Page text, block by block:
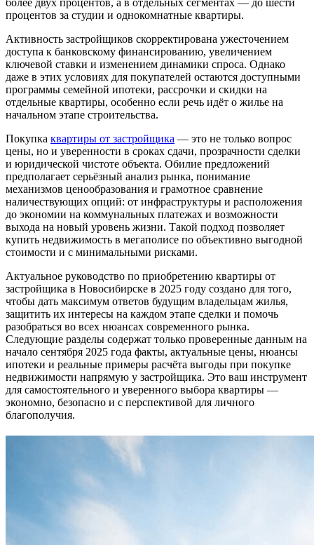
процентов за студии и однокомнатные квартиры.
Активность застройщиков скорректирована ужесточением
доступа к банковскому финансированию, увеличением
ключевой ставки и изменением динамики спроса. Однако
даже в этих условиях для покупателей остаются доступными
программы семейной ипотеки, рассрочки и скидки на
отдельные квартиры, особенно если речь идёт о жилье на
начальном этапе строительства.
Покупка квартиры от застройщика — это не только вопрос
цены, но и уверенности в сроках сдачи, прозрачности сделки
и юридической чистоте объекта. Обилие предложений
предполагает серьёзный анализ рынка, понимание
механизмов ценообразования и грамотное сравнение
наличествующих опций: от инфраструктуры и расположения
до экономии на коммунальных платежах и возможности
выхода на новый уровень жизни. Такой подход позволяет
купить недвижимость в мегаполисе по объективно выгодной
стоимости и с минимальными рисками.
Актуальное руководство по приобретению квартиры от
застройщика в Новосибирске в 2025 году создано для того,
чтобы дать максимум ответов будущим владельцам жилья,
защитить их интересы на каждом этапе сделки и помочь
разобраться во всех нюансах современного рынка.
Следующие разделы содержат только проверенные данным на
начало сентября 2025 года факты, актуальные цены, нюансы
ипотеки и реальные примеры расчёта выгоды при покупке
недвижимости напрямую у застройщика. Это ваш инструмент
для самостоятельного и уверенного выбора квартиры —
экономно, безопасно и с перспективой для личного
благополучия.